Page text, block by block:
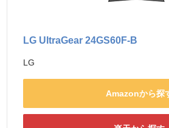
LG UltraGear 24GS60F-B
LG
Amazonから探